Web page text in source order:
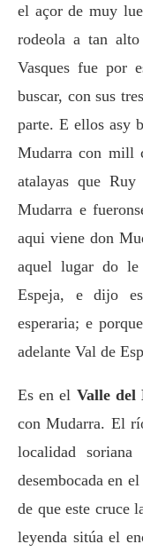
el açor de muy
rodeola a tan
Vasques fue por
buscar, con sus
parte. E ellos asy
Mudarra con mill
atalayas que
Mudarra e
aqui viene don
aquel lugar do
Espeja, e dijo
esperaria; e
adelante Val de
Es en el Valle del
con Mudarra. El
localidad soriana
desembocada en
de que este cruce
leyenda sitúa el